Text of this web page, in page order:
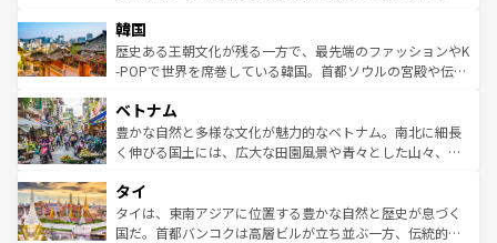
ワイを、存分に味わってほしい。 なお、新着のハワイ情報
はコンテンツ一覧を参照してほしい。
いる。アクティビティも充実しており、サーフィンやダイ
ビング、ハイキングなど、アウトドア好きにはたまらな
い。オーストラリアの多彩な魅力を存分に味わいつくそ
参照してほしい。
ン）、静ひつな山岳地帯である台湾東部など、都市の喧騒
と山間の静けさが共存しており、訪れる人に新しい発見と
驚きをもたらしてくれる。また、奥深い台湾の食文化も魅
容にもいいと評判のスイーツなど、バラエティ豊かな料理
が味わえる。 なお、新着の台湾情報は コンテンツ一覧を参
照してほしい。
韓国
歴史ある王朝文化が残る一方で、最先端のファッションやK
-POPで世界を席巻している韓国。首都ソウルの宮殿や伝統
き、地方に足を延ばせば四季折々の自然美を楽しむことが
できる。そして、キムチや焼肉、絶品のストリートフード
まで、さまざまな韓国料理が待っている。夜には、韓国な
リティに包まれながら、韓国の多彩な魅力を心ゆくまで味
わってみてほしい。 なお、新着の韓国情報はコンテンツ一
覧を参照してほしい。
ベトナム
豊かな自然と多様な文化が魅力的なベトナム。南北に細長
く伸びる国土には、広大な田園風景や青々とした山々、世
急速な発展と共に伝統が息づく。ハノイの古い町並みやホ
ーチミン市のフランス統治時代の建物も、独特の雰囲気を
醸し出している。また、バラエティの豊かさとおいしさで
タイ
タイは、東南アジアに位置する豊かな自然と歴史が息づく
国だ。首都バンコクは高層ビルが立ち並ぶ一方、伝統的な